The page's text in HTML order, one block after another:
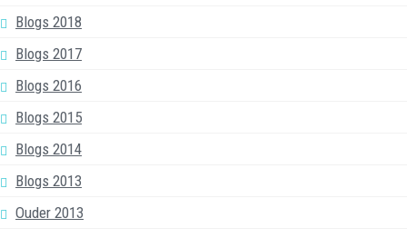
Blogs 2018
Blogs 2017
Blogs 2016
Blogs 2015
Blogs 2014
Blogs 2013
Ouder 2013